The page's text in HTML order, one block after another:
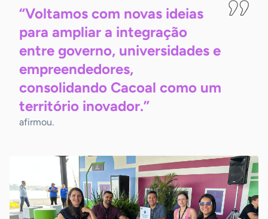
“Voltamos com novas ideias
para ampliar a integração
entre governo, universidades e
empreendedores,
consolidando Cacoal como um
território inovador.”
afirmou.